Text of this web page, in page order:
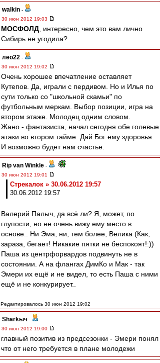
walkin -
30 июн 2012 19:03
МОСФОЛД , интересно, чем это вам лично
Сибирь не угодила?
лео22 -
30 июн 2012 19:02
Очень хорошее впечатление оставляет
Кутепов. Да, играли с пердивом. Но и Илья по
сути только со "школьной скамьи" по
футбольным меркам. Выбор позиции, игра на
втором этаже. Молодец одним словом.
Жано - фантазиста, начал сегодня обе голевые
атаки во втором тайме. Дай Бог ему здоровья.
И возможно будет нам счастье.
Rip van Winkle -
30 июн 2012 19:01
Стрекалок » 30.06.2012 19:57
30.06.2012 19:57
Валерий Палыч, да всё ли? Я, может, по
глупости, но не очень вижу ему место в
основе.. Ни Эма, ни, тем более, Велика (Как,
зараза, бегает! Никакие пятки не беспокоят!:))
Паша из центрфорвардов подвинуть не в
состоянии. А на флангах ДимКо и Мак - так
Эмери их ещё и не видел, то есть Паша с ними
ещё и не конкурирует..
Редактировалось 30 июн 2012 19:02
Sharkыч -
30 июн 2012 19:00
главный позитив из предсезонки - Эмери понял
что от него требуется в плане молодежи